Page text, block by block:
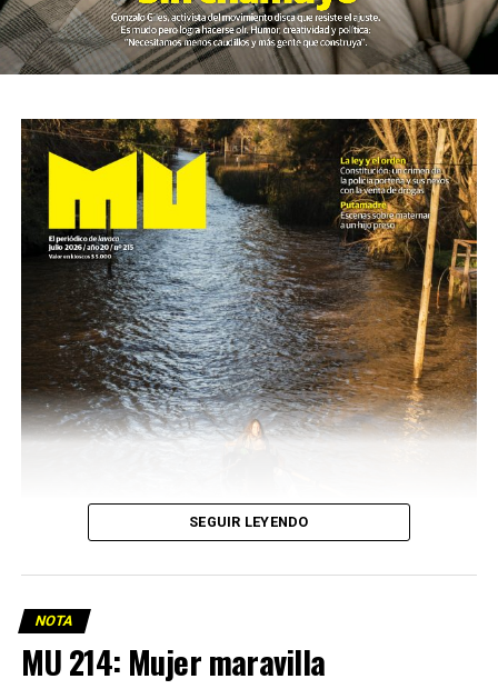
SEGUIR LEYENDO
NOTA
MU 214: Mujer maravilla